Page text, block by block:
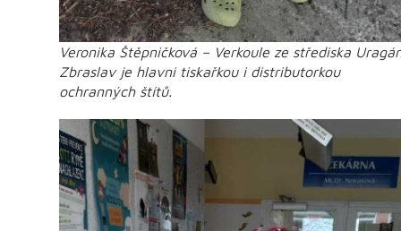
Veronika Štěpničková – Verkoule ze střediska
Zbraslav je hlavni tiskařkou i distributorkou
ochranných štítů.